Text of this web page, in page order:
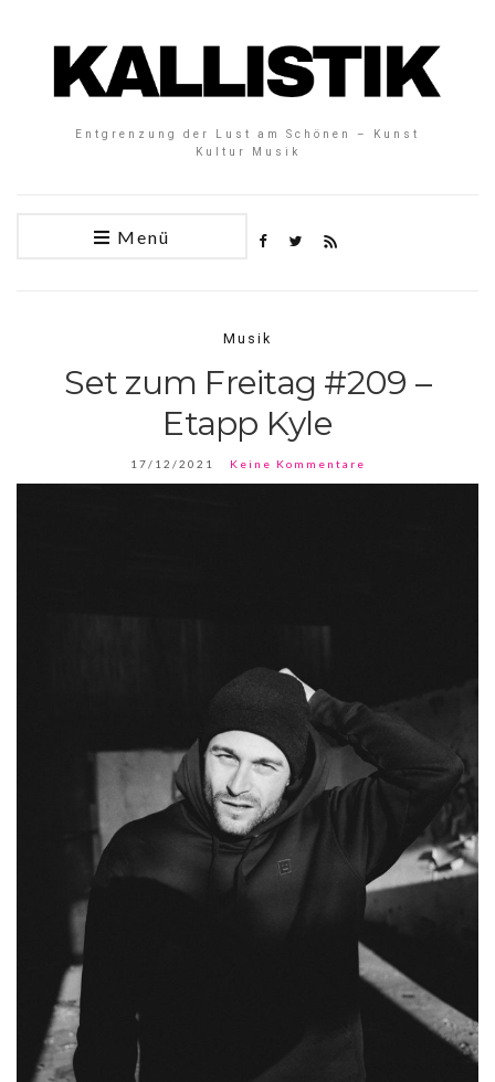
Entgrenzung der Lust am Schönen – Kunst
Kultur Musik
Menü
Musik
Set zum Freitag #209 –
Etapp Kyle
17/12/2021 Keine Kommentare